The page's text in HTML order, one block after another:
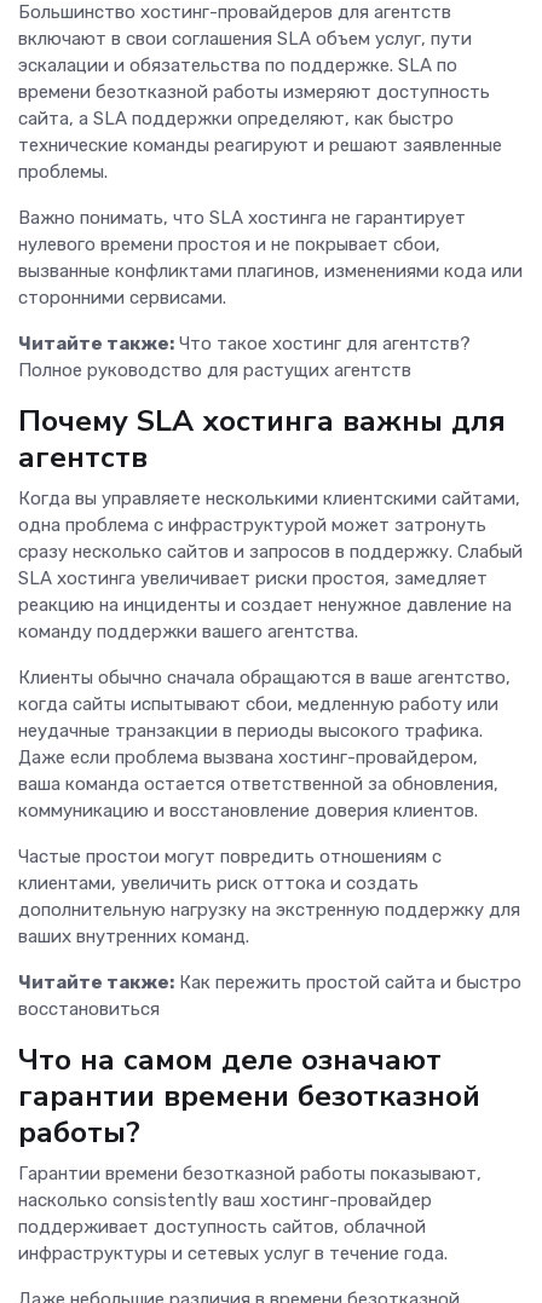
Большинство хостинг-провайдеров для агентств
включают в свои соглашения SLA объем услуг, пути
эскалации и обязательства по поддержке. SLA по
времени безотказной работы измеряют доступность
сайта, а SLA поддержки определяют, как быстро
технические команды реагируют и решают заявленные
проблемы.
Важно понимать, что SLA хостинга не гарантирует
нулевого времени простоя и не покрывает сбои,
вызванные конфликтами плагинов, изменениями кода или
сторонними сервисами.
Читайте также: Что такое хостинг для агентств?
Полное руководство для растущих агентств
Почему SLA хостинга важны для
агентств
Когда вы управляете несколькими клиентскими сайтами,
одна проблема с инфраструктурой может затронуть
сразу несколько сайтов и запросов в поддержку. Слабый
SLA хостинга увеличивает риски простоя, замедляет
реакцию на инциденты и создает ненужное давление на
команду поддержки вашего агентства.
Клиенты обычно сначала обращаются в ваше агентство,
когда сайты испытывают сбои, медленную работу или
неудачные транзакции в периоды высокого трафика.
Даже если проблема вызвана хостинг-провайдером,
ваша команда остается ответственной за обновления,
коммуникацию и восстановление доверия клиентов.
Частые простои могут повредить отношениям с
клиентами, увеличить риск оттока и создать
дополнительную нагрузку на экстренную поддержку для
ваших внутренних команд.
Читайте также: Как пережить простой сайта и быстро
восстановиться
Что на самом деле означают
гарантии времени безотказной
работы?
Гарантии времени безотказной работы показывают,
насколько consistently ваш хостинг-провайдер
поддерживает доступность сайтов, облачной
инфраструктуры и сетевых услуг в течение года.